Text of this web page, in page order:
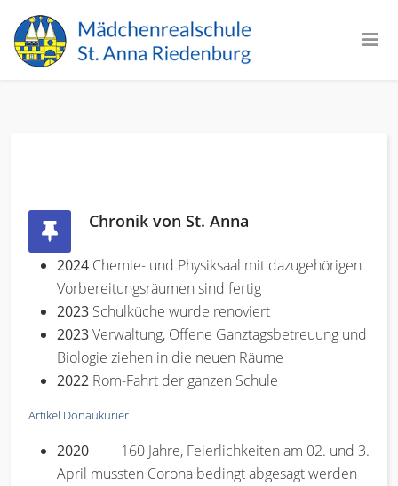
Chronik von St. Anna
2024 Chemie- und Physiksaal mit dazugehörigen
Vorbereitungsräumen sind fertig
2023 Schulküche wurde renoviert
2023Verwaltung, Offene Ganztagsbetreuung und
Biologie ziehen in die neuen Räume
2022 Rom-Fahrt der ganzen Schule
Artikel Donaukurier
2020
160 Jahre, Feierlichkeiten am 02. und 3.
April mussten Corona bedingt abgesagt werden